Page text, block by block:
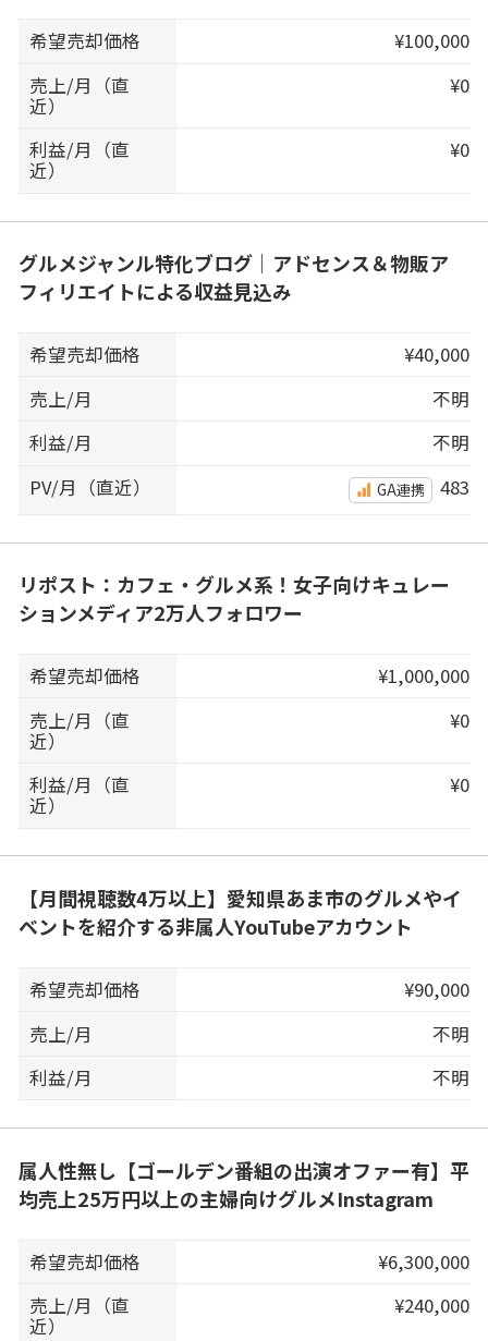
希望売却価格
¥100,000
売上/月（直
近）
¥0
利益/月（直
近）
¥0
グルメジャンル特化ブログ｜アドセンス＆物販ア
フィリエイトによる収益見込み
希望売却価格
¥40,000
売上/月
不明
利益/月
不明
PV/月（直近）
GA連携 483
リポスト：カフェ・グルメ系！女子向けキュレー
ションメディア2万人フォロワー
希望売却価格
¥1,000,000
売上/月（直
近）
¥0
利益/月（直
近）
¥0
【月間視聴数4万以上】愛知県あま市のグルメやイ
ベントを紹介する非属人YouTubeアカウント
希望売却価格
¥90,000
売上/月
不明
利益/月
不明
属人性無し【ゴールデン番組の出演オファー有】平
均売上25万円以上の主婦向けグルメInstagram
希望売却価格
¥6,300,000
売上/月（直
近）
¥240,000